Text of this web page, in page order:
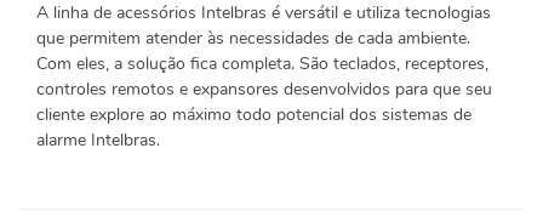
A linha de acessórios Intelbras é versátil e utiliza tecnologias
que permitem atender às necessidades de cada ambiente.
Com eles, a solução fica completa. São teclados, receptores,
controles remotos e expansores desenvolvidos para que seu
cliente explore ao máximo todo potencial dos sistemas de
alarme Intelbras.